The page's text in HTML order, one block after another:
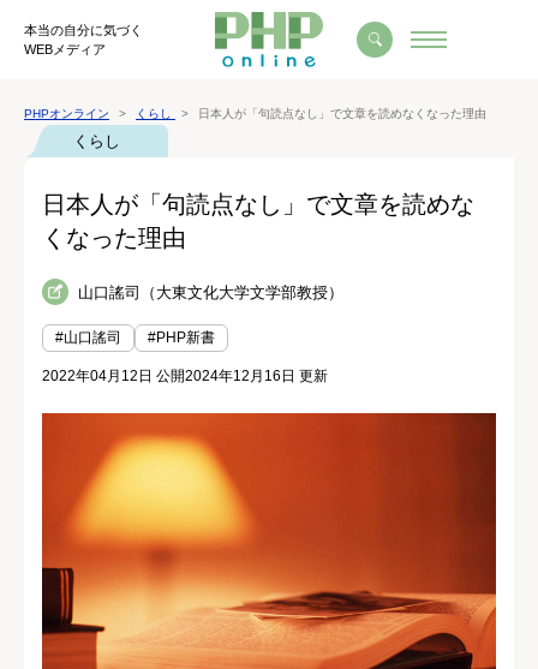
本当の自分に気づく
WEBメディア
PHPオンライン くらし 日本人が「句読点なし」で文章を読めなくなった理由
くらし
日本人が「句読点なし」で文章を読めな
くなった理由
山口謠司（大東文化大学文学部教授）
#山口謠司 #PHP新書
2022年04月12日 公開2024年12月16日 更新